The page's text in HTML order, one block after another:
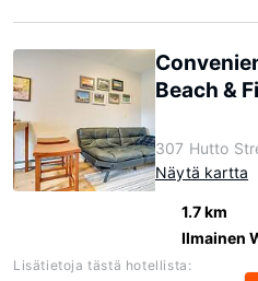
Beach &
307 Hutto
Näytä kartta
1.7 km
Ilmainen
Lisätietoja tästä hotellista: